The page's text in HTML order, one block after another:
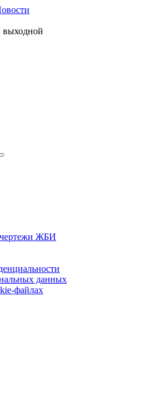
ЖБИ
данных
файлах